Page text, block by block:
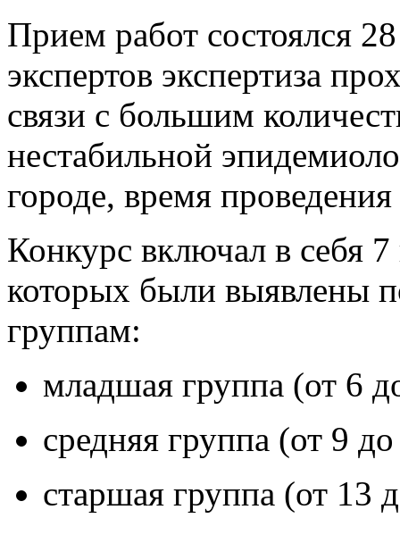
Прием работ состоялся
экспертов экспертиза
связи с большим
нестабильной
городе, время
Конкурс включал в себя
которых были выявлены
группам:
младшая группа (от 6
средняя группа (от 9
старшая группа (от 13